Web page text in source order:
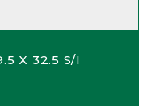
X 32.5 S/I